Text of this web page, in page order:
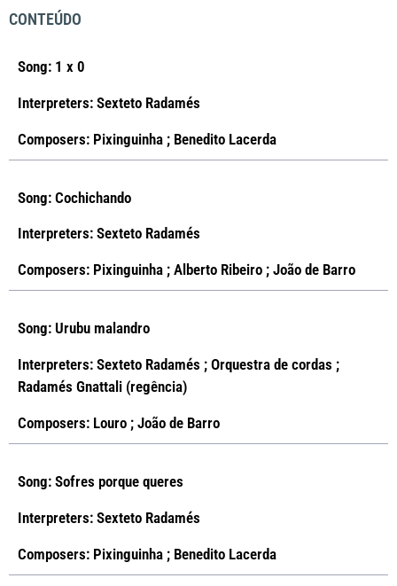
CONTEÚDO
Song: 1 x 0
Interpreters: Sexteto Radamés
Composers: Pixinguinha ; Benedito Lacerda
Song: Cochichando
Interpreters: Sexteto Radamés
Composers: Pixinguinha ; Alberto Ribeiro ; João de Barro
Song: Urubu malandro
Interpreters: Sexteto Radamés ; Orquestra de cordas ;
Radamés Gnattali (regência)
Composers: Louro ; João de Barro
Song: Sofres porque queres
Interpreters: Sexteto Radamés
Composers: Pixinguinha ; Benedito Lacerda